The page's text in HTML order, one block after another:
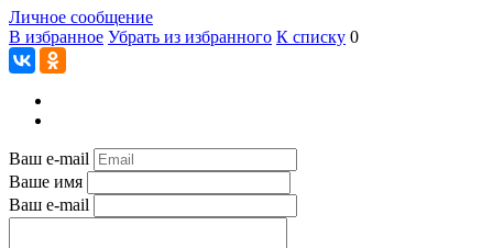
Личное сообщение
В избранное Убрать из избранного К списку 0
Ваш e-mail
Ваше имя
Ваш e-mail